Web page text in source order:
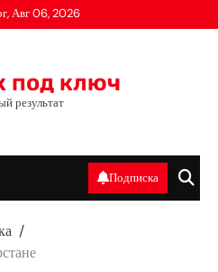
Авг 06, 2026
под ключ
результат
Подписка